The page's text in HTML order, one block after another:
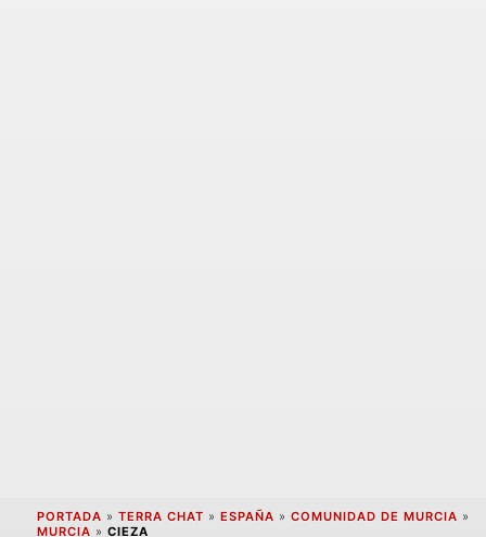
PORTADA » TERRA CHAT » ESPAÑA » COMUNIDAD DE MURCIA »
MURCIA » CIEZA